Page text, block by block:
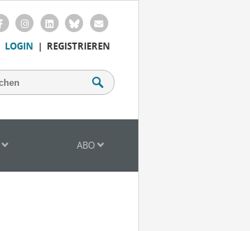
LOGIN | REGISTRIEREN
ABO